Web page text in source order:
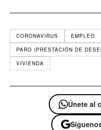
CORONAVIRUS
EMPLEO
PARO (PRESTACIÓN DE
VIVIENDA
Únete al